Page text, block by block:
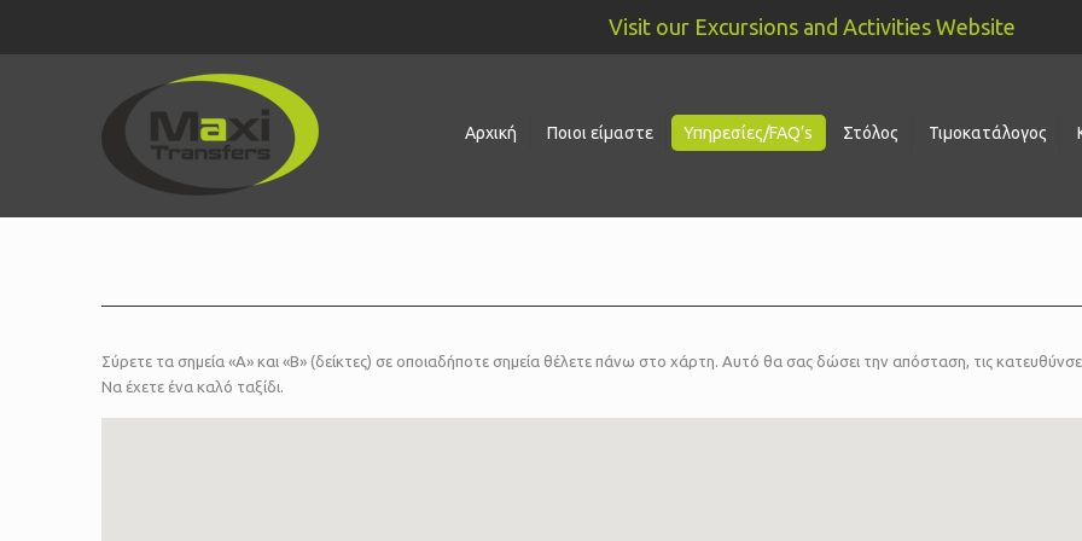
Visit our Excursions and Activities Website
Αρχική Ποιοι είμαστε Υπηρεσίες/FAQ’s Στόλος Τιμοκατάλογος
Σύρετε τα σημεία «Α» και «Β» (δείκτες) σε οποιαδήποτε σημεία θέλετε πάνω στο χάρτη. Αυτό θα σας δώσει την απόσταση, τις
Να έχετε ένα καλό ταξίδι.